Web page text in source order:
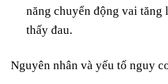
năng chuyển động vai tăng
thấy đau.
Nguyên nhân và yếu tố nguy